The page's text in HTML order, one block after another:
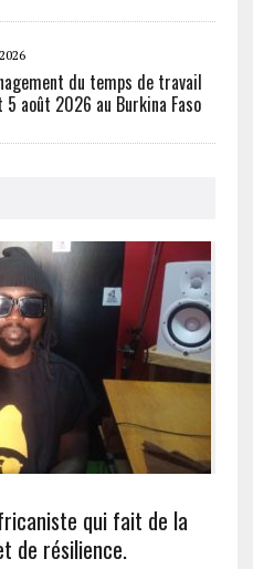
du temps de travail
août 2026 au Burkina Faso
qui fait de la
de résilience.